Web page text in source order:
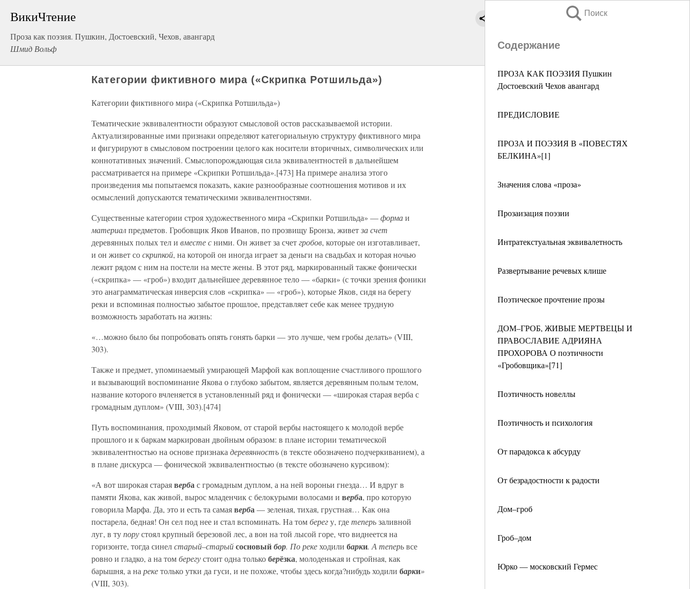
ВикиЧтение
Проза как поэзия. Пушкин, Достоевский, Чехов, авангард
Шмид Вольф
Поиск
Содержание
ПРОЗА КАК ПОЭЗИЯ Пушкин
Достоевский Чехов авангард
ПРЕДИСЛОВИЕ
ПРОЗА И ПОЭЗИЯ В «ПОВЕСТЯХ
БЕЛКИНА»[1]
Значения слова «проза»
Прозаизация поэзии
Интратекстуальная эквивалетность
Развертывание речевых клише
Поэтическое прочтение прозы
ДОМ–ГРОБ, ЖИВЫЕ МЕРТВЕЦЫ И
ПРАВОСЛАВИЕ АДРИЯНА
ПРОХОРОВА О поэтичности
«Гробовщика»[71]
Поэтичность новеллы
Поэтичность и психология
От парадокса к абсурду
От безрадостности к радости
Дом–гроб
Гроб–дом
Юрко — московский Гермес
Категории фиктивного мира («Скрипка Ротшильда»)
Категории фиктивного мира («Скрипка Ротшильда»)
Тематические эквивалентности образуют смысловой остов рассказываемой истории.
Актуализированные ими признаки определяют категориальную структуру фиктивного мира
и фигурируют в смысловом построении целого как носители вторичных, символических или
коннотативных значений. Смыслопорождающая сила эквивалентностей в дальнейшем
рассматривается на примере «Скрипки Ротшильда».[473] На примере анализа этого
произведения мы попытаемся показать, какие разнообразные соотношения мотивов и их
осмыслений допускаются тематическими эквивалентностями.
Существенные категории строя художественного мира «Скрипки Ротшильда» —формаи
материалпредметов. Гробовщик Яков Иванов, по прозвищу Бронза, живетза счет
деревянных полых тел и вместе сними. Он живет за счетгробов, которые он изготавливает,
и он живет соскрипкой, на которой он иногда играет за деньги на свадьбах и которая ночью
лежит рядом с ним на постели на месте жены. В этот ряд, маркированный также фонически
(«скрипка» — «гроб») входит дальнейшее деревянное тело — «барки» (с точки зрения фоники
это анаграмматическая инверсия слов «скрипка» — «гроб»), которые Яков, сидя на берегу
реки и вспоминая полностью забытое прошлое, представляет себе как менее трудную
возможность заработать на жизнь:
«…можно было бы попробовать опять гонять барки — это лучше, чем гробы делать» (VIII,
303).
Также и предмет, упоминаемый умирающей Марфой как воплощение счастливого прошлого
и вызывающий воспоминание Якова о глубоко забытом, является деревянным полым телом,
название которого вчленяется в установленный ряд и фонически — «широкая старая верба с
громадным дуплом» (VIII, 303).[474]
Путь воспоминания, проходимый Яковом, от старой вербы настоящего к молодой вербе
прошлого и к баркам маркирован двойным образом: в плане истории тематической
эквивалентностью на основе признака деревянностъ(в тексте обозначено подчеркиванием), а
в плане дискурса — фонической эквивалентностью (в тексте обозначено курсивом):
«А вот широкая стараявербас громадным дуплом, а на ней вороньи гнезда… И вдруг в
памяти Якова, как живой, вырос младенчик с белокурыми волосами и верба, про которую
говорила Марфа. Да, это и есть та самаяверба— зеленая, тихая, грустная… Как она
постарела, бедная! Он сел под нее и стал вспоминать. На томберегу, гдетеперьзаливной
луг, в тупорустоял крупный березовой лес, а вон на той лысой горе, что виднеется на
горизонте, тогда синелстарый–старыйсосновыйбор. По рекеходили барки. А теперьвсе
ровно и гладко, а на томберегустоит одна толькоберёзка, молоденькая и стройная, как
барышня, a на рекетолько утки да гуси, и не похоже, чтобы здесь когда?нибудь ходили барки»
(VIII, 303).